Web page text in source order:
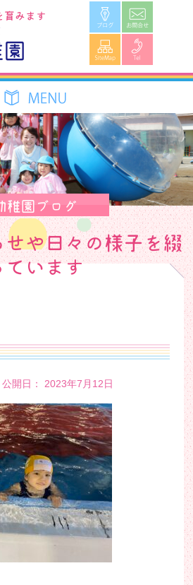
育みます ブログ
SiteMap
稚園ブログ
せや日々の様子を綴
ています
開日： 2023年7月12日